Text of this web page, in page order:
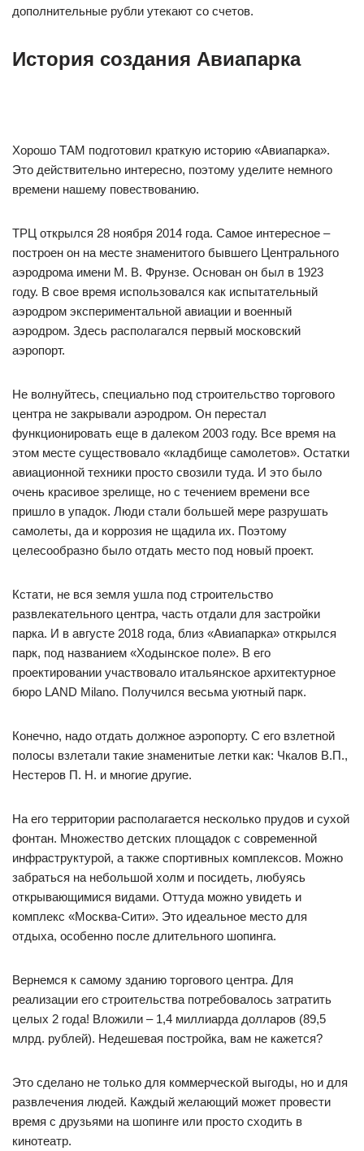
дополнительные рубли утекают со счетов.
История создания Авиапарка
Хорошо ТАМ подготовил краткую историю «Авиапарка».
Это действительно интересно, поэтому уделите немного
времени нашему повествованию.
ТРЦ открылся 28 ноября 2014 года. Самое интересное –
построен он на месте знаменитого бывшего Центрального
аэродрома имени М. В. Фрунзе. Основан он был в 1923
году. В свое время использовался как испытательный
аэродром экспериментальной авиации и военный
аэродром. Здесь располагался первый московский
аэропорт.
Не волнуйтесь, специально под строительство торгового
центра не закрывали аэродром. Он перестал
функционировать еще в далеком 2003 году. Все время на
этом месте существовало «кладбище самолетов». Остатки
авиационной техники просто свозили туда. И это было
очень красивое зрелище, но с течением времени все
пришло в упадок. Люди стали большей мере разрушать
самолеты, да и коррозия не щадила их. Поэтому
целесообразно было отдать место под новый проект.
Кстати, не вся земля ушла под строительство
развлекательного центра, часть отдали для застройки
парка. И в августе 2018 года, близ «Авиапарка» открылся
парк, под названием «Ходынское поле». В его
проектировании участвовало итальянское архитектурное
бюро LAND Milano. Получился весьма уютный парк.
Конечно, надо отдать должное аэропорту. С его взлетной
полосы взлетали такие знаменитые летки как: Чкалов В.П.,
Нестеров П. Н. и многие другие.
На его территории располагается несколько прудов и сухой
фонтан. Множество детских площадок с современной
инфраструктурой, а также спортивных комплексов. Можно
забраться на небольшой холм и посидеть, любуясь
открывающимися видами. Оттуда можно увидеть и
комплекс «Москва-Сити». Это идеальное место для
отдыха, особенно после длительного шопинга.
Вернемся к самому зданию торгового центра. Для
реализации его строительства потребовалось затратить
целых 2 года! Вложили – 1,4 миллиарда долларов (89,5
млрд. рублей). Недешевая постройка, вам не кажется?
Это сделано не только для коммерческой выгоды, но и для
развлечения людей. Каждый желающий может провести
время с друзьями на шопинге или просто сходить в
кинотеатр.